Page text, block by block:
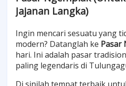
Jajanan Langka)
Ingin mencari sesuatu yang
modern? Datanglah ke Pasar
hari. Ini adalah pasar
paling legendaris di